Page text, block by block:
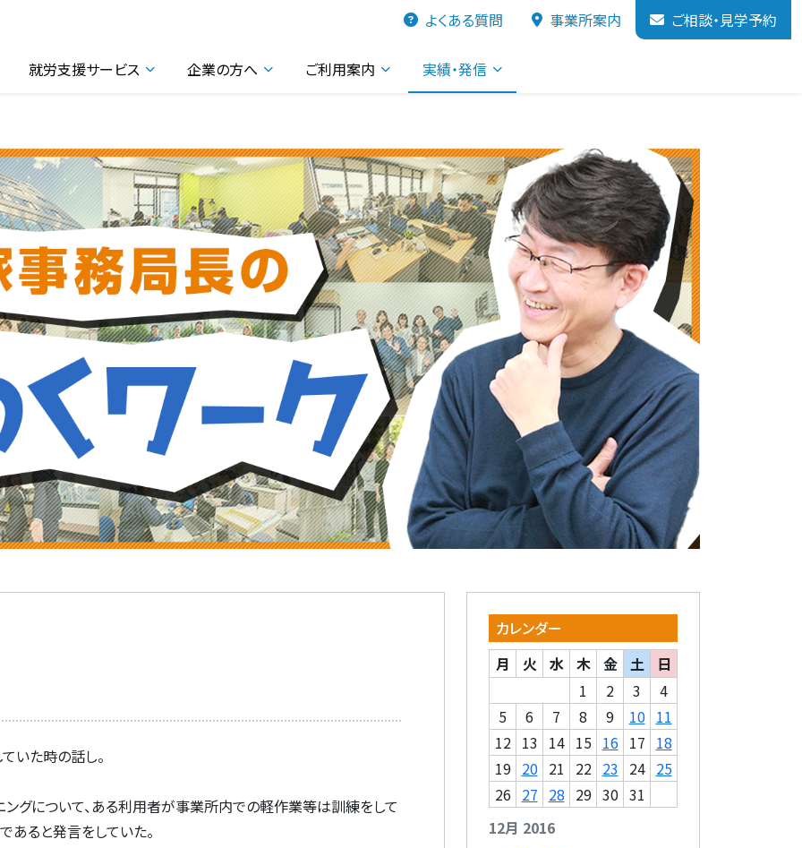
よくある質問 事業所案内 ご相談・見学予約
就労支援サービス 企業の方へ ご利用案内 実績・発信
いた時の話し。
グについて、ある利用者が事業所内での軽作業等は訓練をして
あると発言をしていた。
カレンダー
12月 2016
月 火 水 木 金 土
日
1
2 3
4
5
6 7 8 9 10 11
12 13 14 15 16 17 18
19 20 21 22 23 24 25
26 27 28 29 30 31